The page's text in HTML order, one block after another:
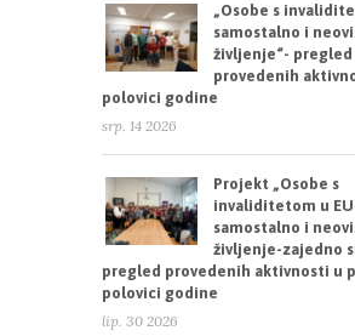
„Osobe s
samostalno i
življenje“- pregled
provedenih
polovici godine
srp. 14 2026
Projekt „Osobe s
invaliditetom u
samostalno i
življenje-zajedno
pregled provedenih aktivnosti u
polovici godine
lip. 30 2026